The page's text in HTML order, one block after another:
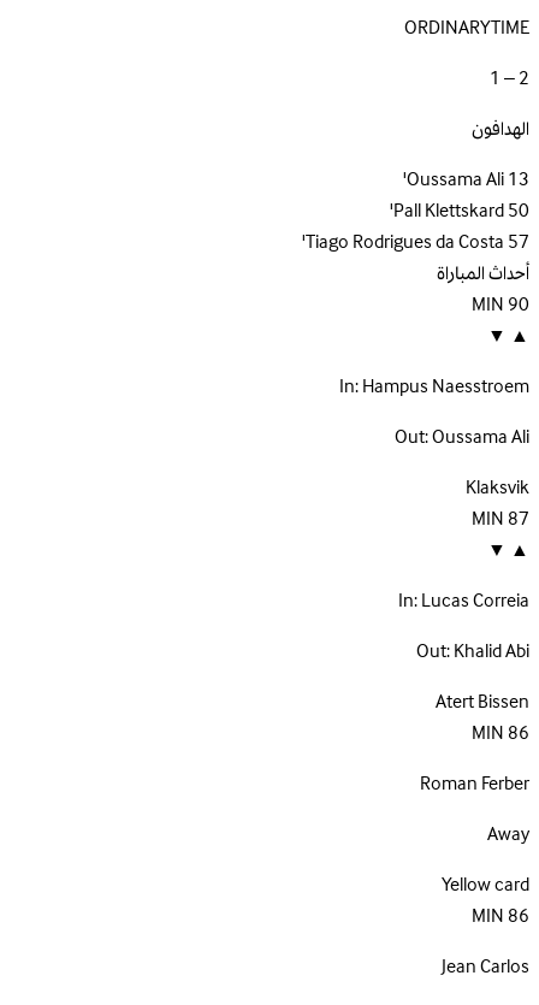
ORDINARYTIME
2 – 1
الهدافون
Oussama Ali13'
Pall Klettskard50'
Tiago Rodrigues da Costa57'
أحداث المباراة
90
MIN
▲
▼
In:Hampus Naesstroem
Out:Oussama Ali
Klaksvik
87
MIN
▲
▼
In:Lucas Correia
Out:Khalid Abi
Atert Bissen
86
MIN
Roman Ferber
Away
Yellow card
86
MIN
Jean Carlos